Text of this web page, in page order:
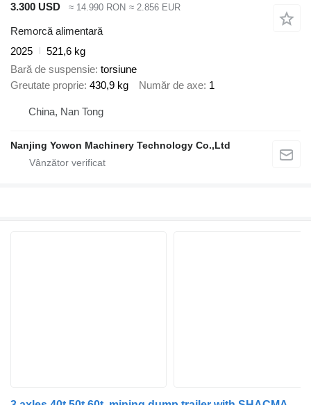
3.300 USD
≈ 14.990 RON ≈ 2.856 EUR
Remorcă alimentară
2025
521,6 kg
Bară de suspensie torsiune
Greutate proprie 430,9 kg Număr de axe 1
China, Nan Tong
Nanjing Yowon Machinery Technology Co.,Ltd